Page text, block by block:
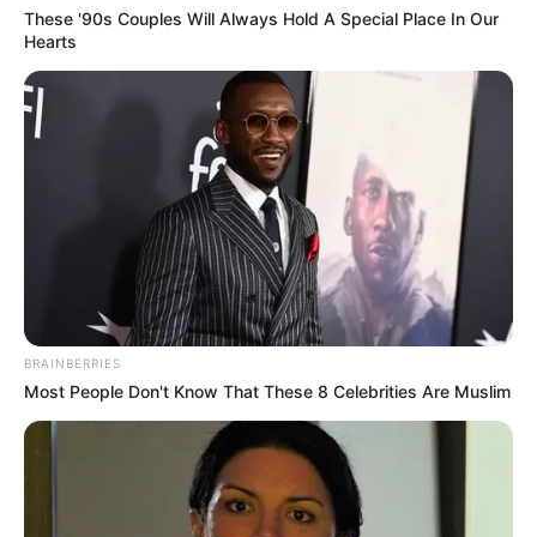
These '90s Couples Will Always Hold A Special Place In Our
Hearts
BRAINBERRIES
Most People Don't Know That These 8 Celebrities Are Muslim